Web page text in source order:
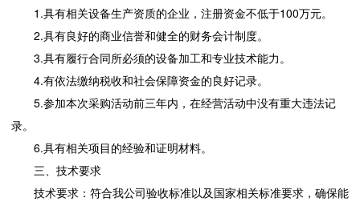
1.具有相关设备生产资质的企业，注册资金不低于100万元。
2.具有良好的商业信誉和健全的财务会计制度。
3.具有履行合同所必须的设备加工和专业技术能力。
4.有依法缴纳税收和社会保障资金的良好记录。
5.参加本次采购活动前三年内，在经营活动中没有重大违法记
录。
6.具有相关项目的经验和证明材料。
三、技术要求
技术要求：符合我公司验收标准以及国家相关标准要求，确保能